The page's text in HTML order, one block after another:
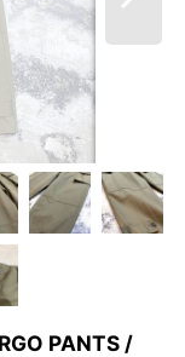
PANTS /